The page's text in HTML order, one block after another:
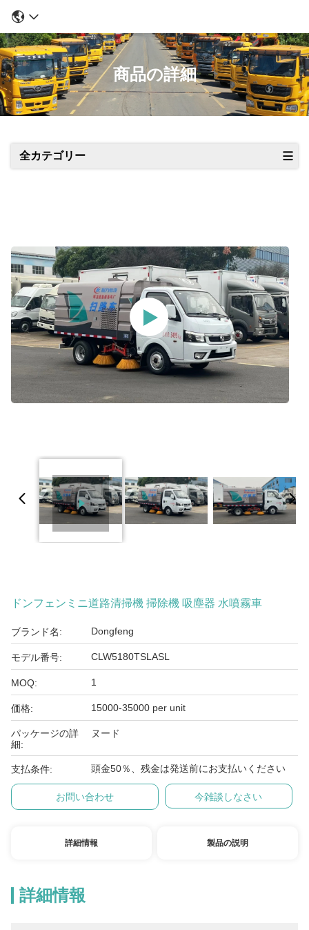
商品の詳細
全カテゴリー
ドンフェンミニ道路清掃機 掃除機 吸塵器 水噴霧車
ブランド名: Dongfeng
モデル番号: CLW5180TSLASL
MOQ: 1
価格: 15000-35000 per unit
パッケージの詳
細:
ヌード
支払条件: 頭金50％、残金は発送前にお支払いください
お問い合わせ 今雑談しなさい
詳細情報 製品の説明
詳細情報